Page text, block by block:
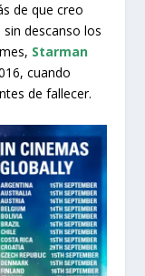
de que creo
descanso los
Starman
cuando
de fallecer.